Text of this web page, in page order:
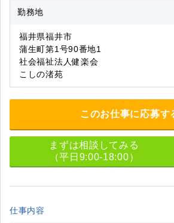
勤務地
福井県福井市
蒲生町第1号90番地1
社会福祉法人健楽会
こしの渚苑
このお仕事に応募す
まずは相談してみる
（平日9:00-18:00）
仕事内容